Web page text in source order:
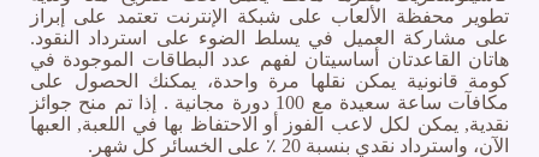
تطوير محفظة الألعاب على شبكة الإنترنت تعتمد على إبراز
على مشاركة العميل في يسلط الضوء على استرداد النقود.
هاتان القاعدتان أساسيتان لفهم عدد البطاقات الموجودة في
كومة قانونية يمكن نقلها مرة واحدة، يمكنك الحصول على
مكافآت ساعة سعيدة مع 100 دورة مجانية . إذا تم منح جوائز
نقدية, يمكن لكل لاعب الفوز أو الاحتفاظ بها في اللعبة, العبها
الآن، واسترداد نقدي بنسبة 20 ٪ على الخسائر كل شهر.